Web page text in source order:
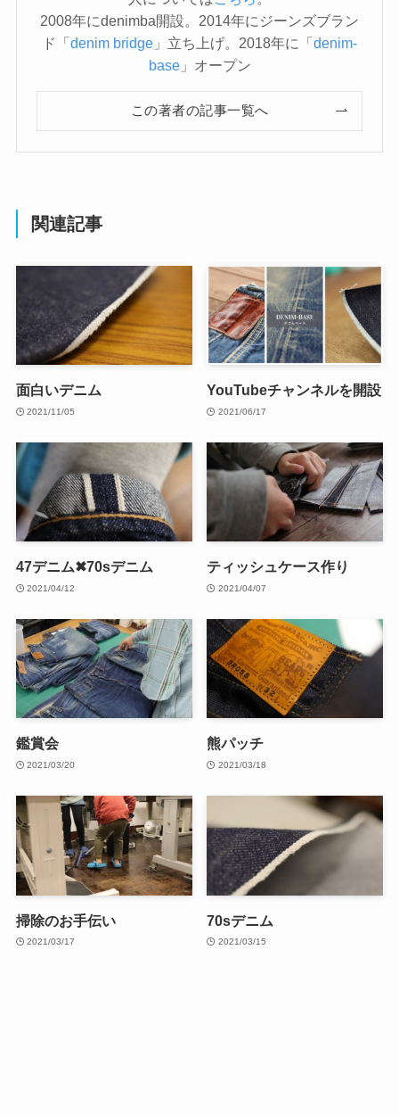
2008年にdenimba開設。2014年にジーンズブラン
ド「 denim bridge 」立ち上げ。2018年に「 denim-
base」オープン
この著者の記事一覧へ
関連記事
面白いデニム
2021/11/05
YouTubeチャンネルを開設
2021/06/17
47デニム✖70sデニム
2021/04/12
ティッシュケース作り
2021/04/07
鑑賞会
2021/03/20
熊パッチ
2021/03/18
掃除のお手伝い
2021/03/17
70sデニム
2021/03/15